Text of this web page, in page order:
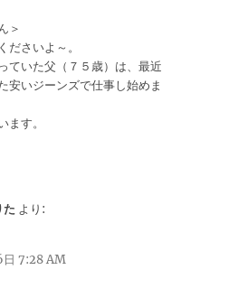
＞
ださいよ～。
ていた父（７５歳）は、最近
安いジーンズで仕事し始めま
ます。
た より:
日 7:28 AM